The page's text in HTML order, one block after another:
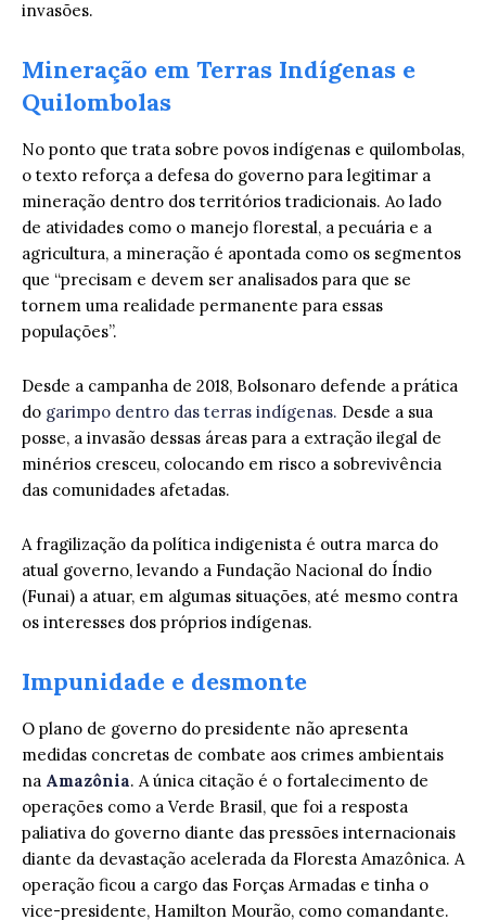
invasões.
Mineração em Terras Indígenas e
Quilombolas
No ponto que trata sobre povos indígenas e quilombolas,
o texto reforça a defesa do governo para legitimar a
mineração dentro dos territórios tradicionais. Ao lado
de atividades como o manejo florestal, a pecuária e a
agricultura, a mineração é apontada como os segmentos
que “precisam e devem ser analisados para que se
tornem uma realidade permanente para essas
populações”.
Desde a campanha de 2018, Bolsonaro defende a prática
do garimpo dentro das terras indígenas. Desde a sua
posse, a invasão dessas áreas para a extração ilegal de
minérios cresceu, colocando em risco a sobrevivência
das comunidades afetadas.
A fragilização da política indigenista é outra marca do
atual governo, levando a Fundação Nacional do Índio
(Funai) a atuar, em algumas situações, até mesmo contra
os interesses dos próprios indígenas.
Impunidade e desmonte
O plano de governo do presidente não apresenta
medidas concretas de combate aos crimes ambientais
na Amazônia. A única citação é o fortalecimento de
operações como a Verde Brasil, que foi a resposta
paliativa do governo diante das pressões internacionais
diante da devastação acelerada da Floresta Amazônica. A
operação ficou a cargo das Forças Armadas e tinha o
vice-presidente, Hamilton Mourão, como comandante.